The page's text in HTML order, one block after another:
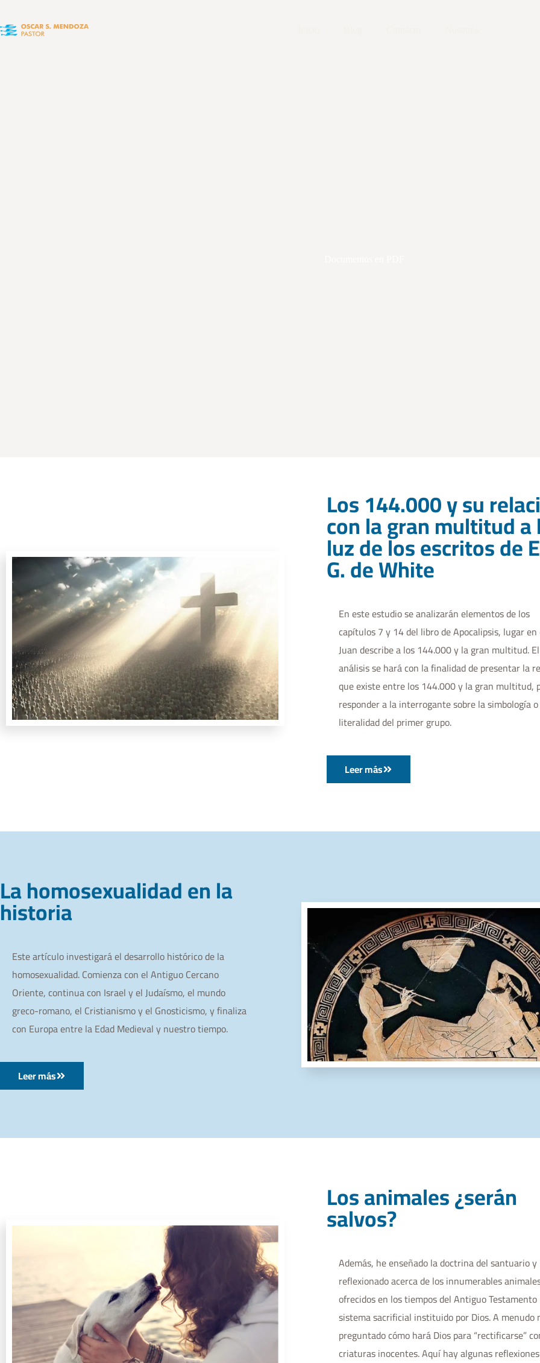
Los 144.000 y su
con la gran multitud a
luz de los escritos de
G. de White
En este estudio se analizarán elementos de los
capítulos 7 y 14 del libro de Apocalipsis, lugar en
Juan describe a los 144.000 y la gran multitud.
análisis se hará con la finalidad de presentar la
que existe entre los 144.000 y la gran multitud,
responder a la interrogante sobre la simbología o
literalidad del primer grupo.
Leer más
La homosexualidad en la
historia
Este artículo investigará el desarrollo histórico de la
homosexualidad. Comienza con el Antiguo Cercano
Oriente, continua con Israel y el Judaísmo, el mundo
greco-romano, el Cristianismo y el Gnosticismo, y finaliza
con Europa entre la Edad Medieval y nuestro tiempo.
Leer más
Los animales ¿serán
salvos?
Además, he enseñado la doctrina del santuario y
reflexionado acerca de los innumerables
ofrecidos en los tiempos del Antiguo Testamento
sistema sacrificial instituido por Dios. A menudo
preguntado cómo hará Dios para “rectificarse”
criaturas inocentes. Aquí hay algunas